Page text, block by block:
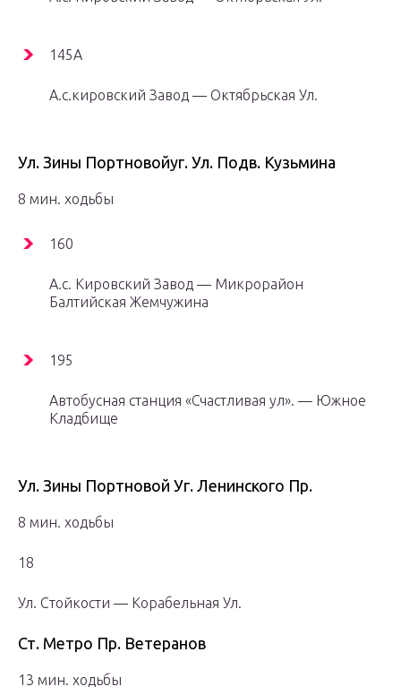
145А
А.с.кировский Завод — Октябрьская Ул.
Ул. Зины Портновойуг. Ул. Подв. Кузьмина
8 мин. ходьбы
160
А.с. Кировский Завод — Микрорайон
Балтийская Жемчужина
195
Автобусная станция «Счастливая ул». — Южное
Кладбище
Ул. Зины Портновой Уг. Ленинского Пр.
8 мин. ходьбы
18
Ул. Стойкости — Корабельная Ул.
Ст. Метро Пр. Ветеранов
13 мин. ходьбы